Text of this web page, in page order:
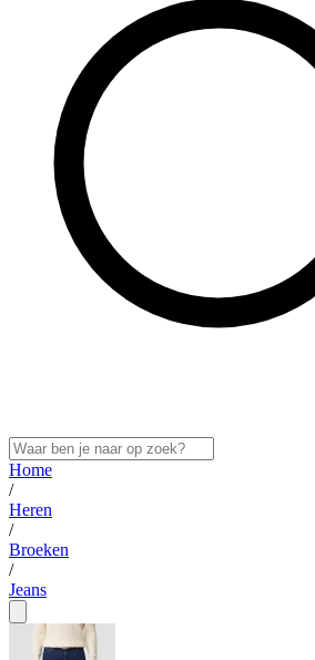
Home
/
Heren
/
Broeken
/
Jeans